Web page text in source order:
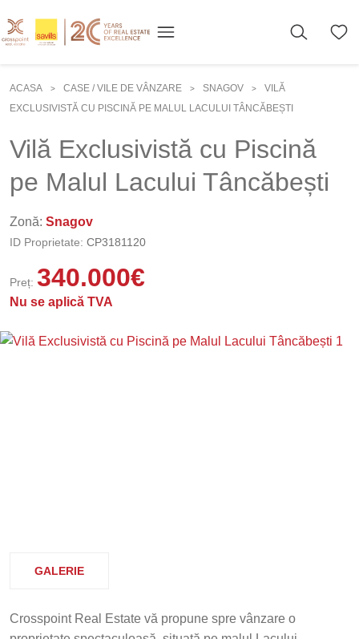
ACASA > CASE / VILE DE VÂNZARE > SNAGOV >
VILĂ
EXCLUSIVISTĂ CU PISCINĂ PE MALUL LACULUI TÂNCĂBEȘTI
Vilă Exclusivistă cu Piscină
pe Malul Lacului Tâncăbești
Zonă: Snagov
ID Proprietate: CP3181120
Preț: 340.000€
Nu se aplică TVA
GALERIE
Crosspoint Real Estate vă propune spre vânzare o